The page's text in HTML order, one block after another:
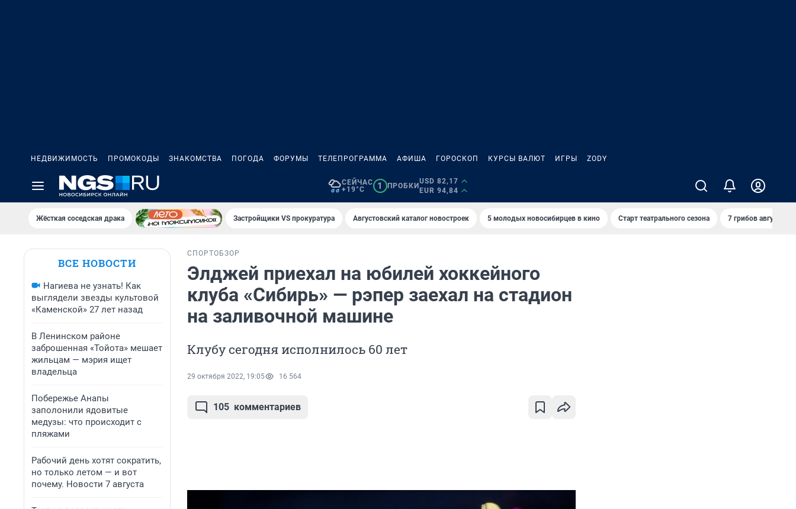
НЕДВИЖИМОСТЬ ПРОМОКОДЫ ЗНАКОМСТВА ПОГОДА ФОРУМЫ ТЕЛЕПРОГРАММА АФИША ГОРОСКОП КУРСЫ ВАЛЮТ ИГРЫ ZODY
СЕЙЧАС
+19°C
1 ПРОБКИ
USD 82,17
EUR 94,84
Жёсткая соседская драка Застройщики VS прокуратура Августовский каталог новостроек 5 молодых новосибирцев в кино Старт театрального сезона 7 грибов августа
ВСЕ НОВОСТИ
Нагиева не узнать! Как
выглядели звезды культовой
«Каменской» 27 лет назад
В Ленинском районе
заброшенная «Тойота» мешает
жильцам — мэрия ищет
владельца
Побережье Анапы
заполонили ядовитые
медузы: что происходит с
пляжами
Рабочий день хотят сократить,
но только летом — и вот
почему. Новости 7 августа
СПОРТОБЗОР
Элджей приехал на юбилей хоккейного
клуба «Сибирь» — рэпер заехал на стадион
на заливочной машине
Клубу сегодня исполнилось 60 лет
29 октября 2022, 19:05 16 564
105 комментариев